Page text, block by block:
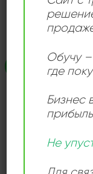
Умер: 31
Распродажа!
Lionel Hampton
Обучу –
где
Бизнес
Не